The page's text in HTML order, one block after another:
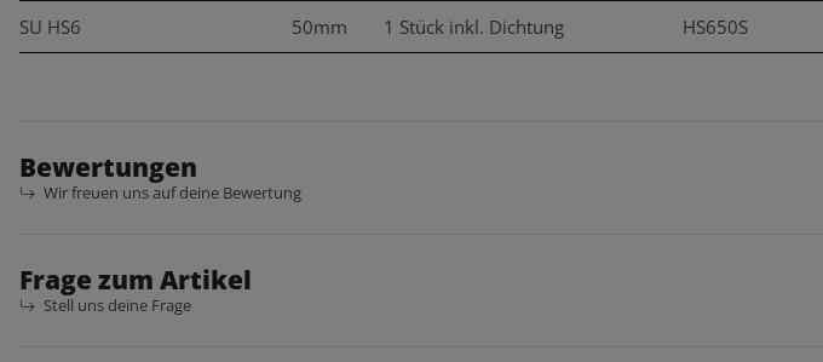
SU HS6 50mm 1 Stück inkl. Dichtung HS650S
Bewertungen
Wir freuen uns auf deine Bewertung
Frage zum Artikel
Stell uns deine Frage